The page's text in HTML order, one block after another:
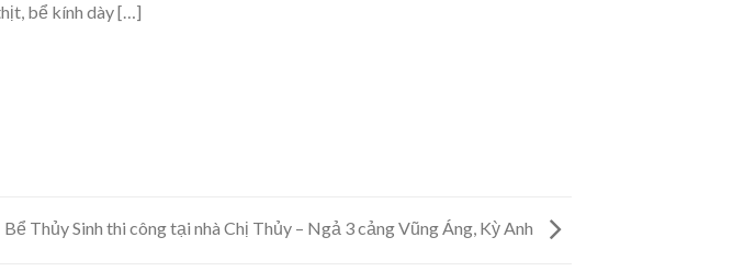
bể kính dày […]
Bể Thủy Sinh thi công tại nhà Chị Thủy – Ngả 3 cảng Vũng Áng, Kỳ Anh